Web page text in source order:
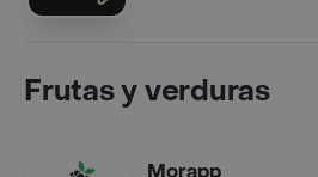
Frutas y verduras
Morapp